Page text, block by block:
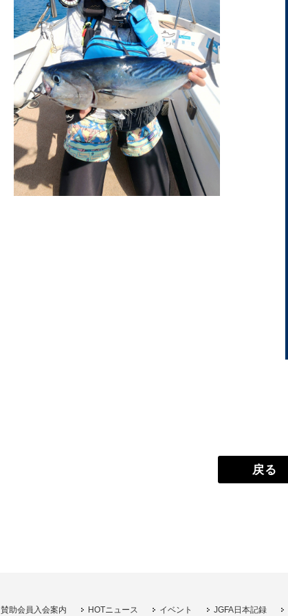
戻る
賛助会員入会案内 HOTニュース イベント JGFA日本記録